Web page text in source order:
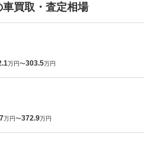
買取・査定相場
万円〜303.5万円
万円〜372.9万円